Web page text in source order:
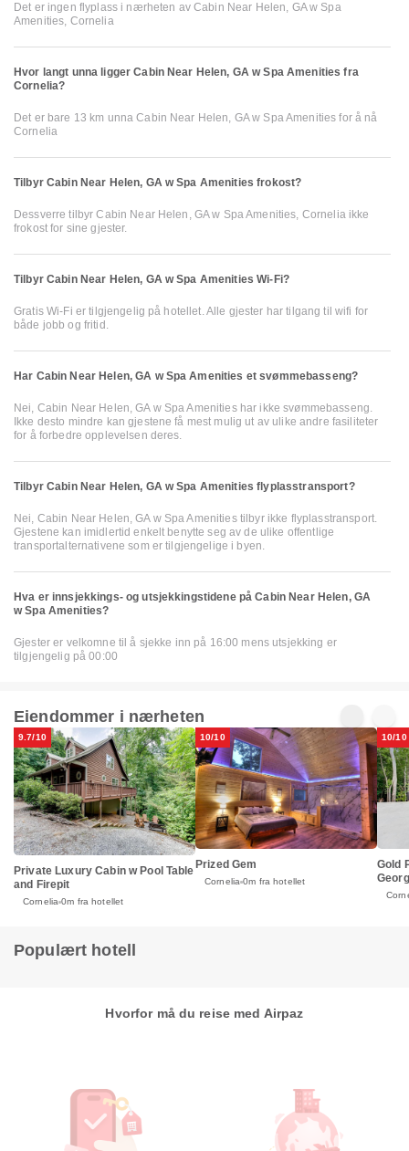
Det er ingen flyplass i nærheten av Cabin Near Helen, GA w Spa
Amenities, Cornelia
Hvor langt unna ligger Cabin Near Helen, GA w Spa Amenities fra
Cornelia?
Det er bare 13 km unna Cabin Near Helen, GA w Spa Amenities for å nå
Cornelia
Tilbyr Cabin Near Helen, GA w Spa Amenities frokost?
Dessverre tilbyr Cabin Near Helen, GA w Spa Amenities, Cornelia ikke
frokost for sine gjester.
Tilbyr Cabin Near Helen, GA w Spa Amenities Wi-Fi?
Gratis Wi-Fi er tilgjengelig på hotellet. Alle gjester har tilgang til wifi for
både jobb og fritid.
Har Cabin Near Helen, GA w Spa Amenities et svømmebasseng?
Nei, Cabin Near Helen, GA w Spa Amenities har ikke svømmebasseng.
Ikke desto mindre kan gjestene få mest mulig ut av ulike andre fasiliteter
for å forbedre opplevelsen deres.
Tilbyr Cabin Near Helen, GA w Spa Amenities flyplasstransport?
Nei, Cabin Near Helen, GA w Spa Amenities tilbyr ikke flyplasstransport.
Gjestene kan imidlertid enkelt benytte seg av de ulike offentlige
transportalternativene som er tilgjengelige i byen.
Hva er innsjekkings- og utsjekkingstidene på Cabin Near Helen, GA
w Spa Amenities?
Gjester er velkomne til å sjekke inn på 16:00 mens utsjekking er
tilgjengelig på 00:00
Eiendommer i nærheten
9.7/10
Private Luxury Cabin w Pool Table
and Firepit
Cornelia 0m fra hotellet
10/10
Prized Gem
Cornelia 0m fra hotellet
10/10
Gold
Populært hotell
Hvorfor må du reise med Airpaz